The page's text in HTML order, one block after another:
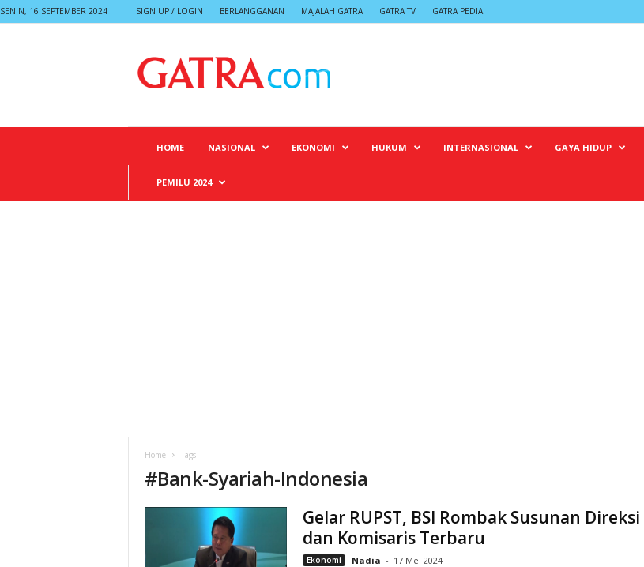
SENIN, 16 SEPTEMBER 2024 SIGN UP / LOGIN BERLANGGANAN MAJALAH GATRA GATRA TV GATRA PEDIA
HOME NASIONAL EKONOMI HUKUM INTERNASIONAL GAYA HIDUP
PEMILU 2024
Home Tags
#Bank-Syariah-Indonesia
Gelar RUPST, BSI Rombak Susunan Direksi
dan Komisaris Terbaru
Ekonomi Nadia - 17 Mei 2024